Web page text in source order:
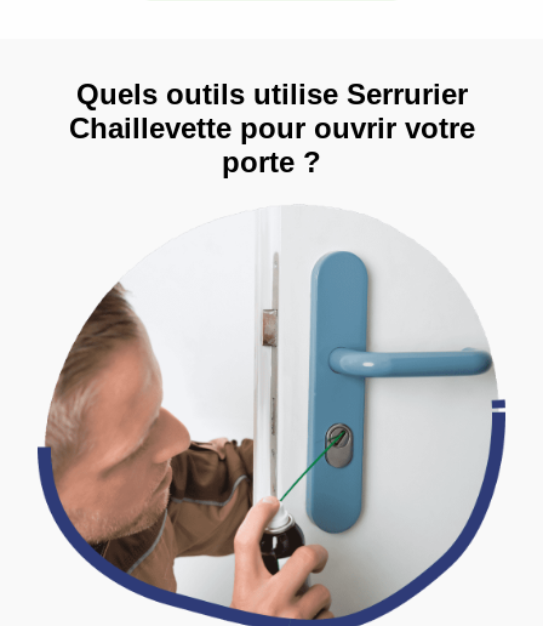
Quels outils utilise Serrurier
Chaillevette pour ouvrir votre
porte ?